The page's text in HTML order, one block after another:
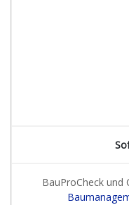
BauProCheck und